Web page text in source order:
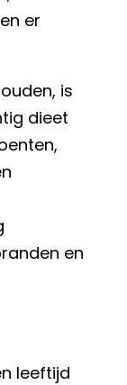
er
is
dieet
en
leeftijd